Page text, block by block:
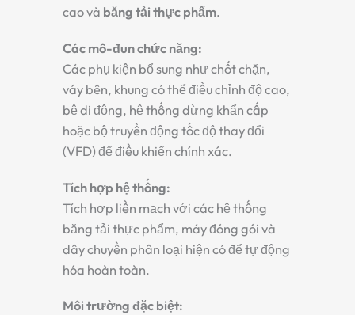
cao và băng tải thực phẩm.
Các mô-đun chức năng:
Các phụ kiện bổ sung như chốt chặn,
váy bên, khung có thể điều chỉnh độ cao,
bệ di động, hệ thống dừng khẩn cấp
hoặc bộ truyền động tốc độ thay đổi
(VFD) để điều khiển chính xác.
Tích hợp hệ thống:
Tích hợp liền mạch với các hệ thống
băng tải thực phẩm, máy đóng gói và
dây chuyền phân loại hiện có để tự động
hóa hoàn toàn.
Môi trường đặc biệt: